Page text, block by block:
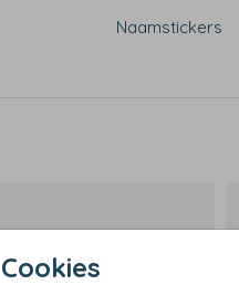
Cookies
Naamstickers